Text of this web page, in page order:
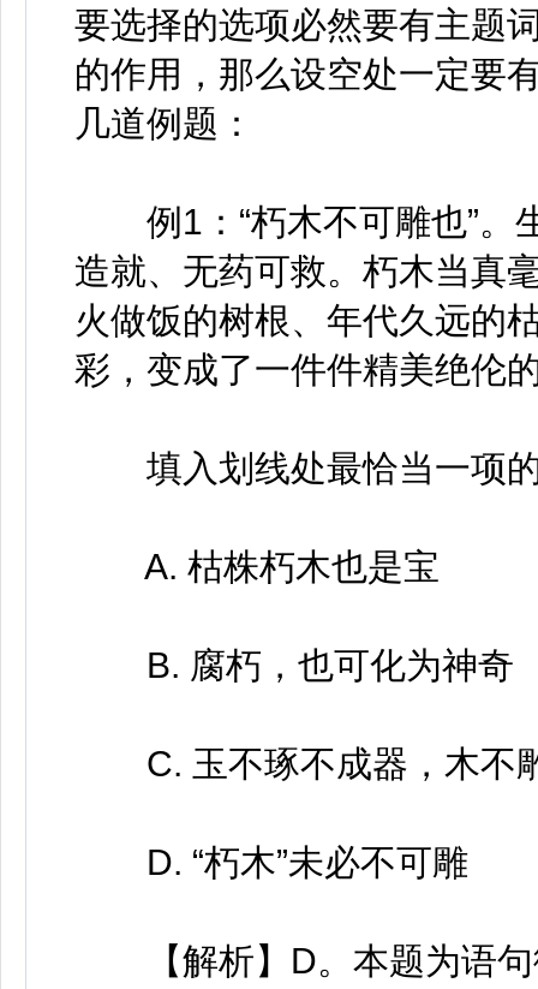
要选择的选项必然要有主题
的作用，那么设空处一定要
几道例题：
例1：“朽木不可雕也”。
造就、无药可救。朽木当真
火做饭的树根、年代久远的
彩，变成了一件件精美绝伦
填入划线处最恰当一项
A. 枯株朽木也是宝
B. 腐朽，也可化为神奇
C. 玉不琢不成器，木不
D. “朽木”未必不可雕
【解析】D。本题为语句